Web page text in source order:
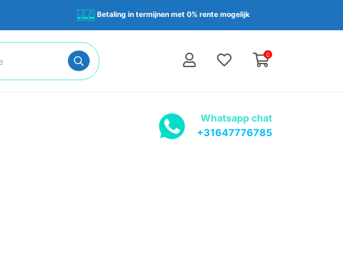
Betaling in termijnen met 0% rente mogelijk
0
Whatsapp chat
+31647776785